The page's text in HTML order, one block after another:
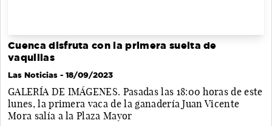
Cuenca disfruta con la primera suelta de
vaquillas
Las Noticias - 18/09/2023
GALERÍA DE IMÁGENES. Pasadas las 18:00 horas de este
lunes, la primera vaca de la ganadería Juan Vicente
Mora salía a la Plaza Mayor